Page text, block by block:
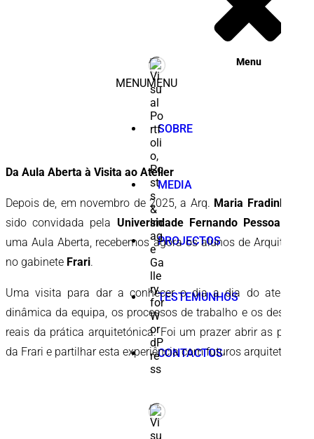
Menu
MENUMENU
SOBRE
MEDIA
PROJECTOS
TESTEMUNHOS
CONTACTOS
Da Aula Aberta à Visita ao Atelier
Depois de, em novembro de 2025, a Arq. Maria Fradinho
sido convidada pela Universidade Fernando Pessoa
uma Aula Aberta, recebemos agora os alunos de Arquitetura
no gabinete Frari.
Uma visita para dar a conhecer o dia a dia do atelier, a
dinâmica da equipa, os processos de trabalho e os desafios
reais da prática arquitetónica. Foi um prazer abrir as portas
da Frari e partilhar esta experiência com futuros arquitetos.